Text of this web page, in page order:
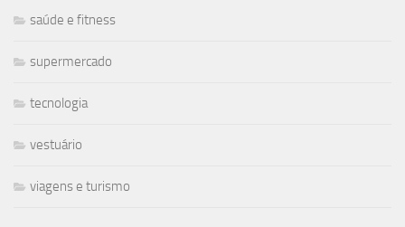
saúde e fitness
supermercado
tecnologia
vestuário
viagens e turismo